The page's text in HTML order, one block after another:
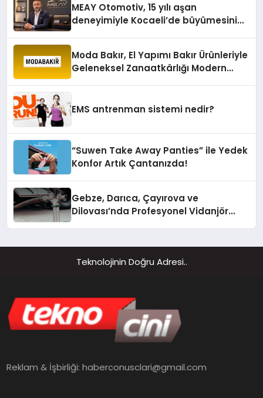
MEAY Otomotiv, 15 yılı aşan
deneyimiyle Kocaeli’de büyümesini
Moda Bakır, El Yapımı Bakır Ürünleriyle
Geleneksel Zanaatkârlığı Modern
EMS antrenman sistemi nedir?
“Suwen Take Away Panties” ile Yedek
Konfor Artık Çantanızda!
Gebze, Darıca, Çayırova ve
Dilovası’nda Profesyonel Vidanjör
Teknolojinin Doğru Adresi..
Reklam & İşbirliği:haberconusclari@gmail.com